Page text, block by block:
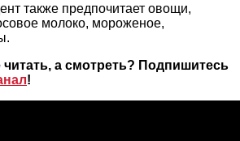
также предпочитает овощи,
молоко, мороженое,
читать, а смотреть? Подпишитесь
!